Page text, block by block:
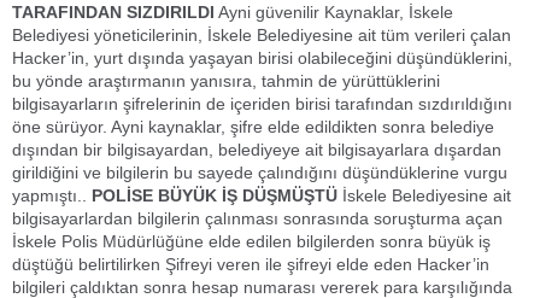
TARAFINDAN SIZDIRILDI Ayni güvenilir Kaynaklar, İskele
Belediyesi yöneticilerinin, İskele Belediyesine ait tüm verileri çalan
Hacker’in, yurt dışında yaşayan birisi olabileceğini düşündüklerini,
bu yönde araştırmanın yanısıra, tahmin de yürüttüklerini
bilgisayarların şifrelerinin de içeriden birisi tarafından sızdırıldığını
öne sürüyor. Ayni kaynaklar, şifre elde edildikten sonra belediye
dışından bir bilgisayardan, belediyeye ait bilgisayarlara dışardan
girildiğini ve bilgilerin bu sayede çalındığını düşündüklerine vurgu
yapmıştı.. POLİSE BÜYÜK İŞ DÜŞMÜŞTÜ İskele Belediyesine ait
bilgisayarlardan bilgilerin çalınması sonrasında soruşturma açan
İskele Polis Müdürlüğüne elde edilen bilgilerden sonra büyük iş
düştüğü belirtilirken Şifreyi veren ile şifreyi elde eden Hacker’in
bilgileri çaldıktan sonra hesap numarası vererek para karşılığında